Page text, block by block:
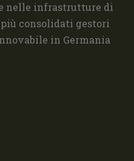
nelle infrastrutture di
consolidati gestori
in Germania